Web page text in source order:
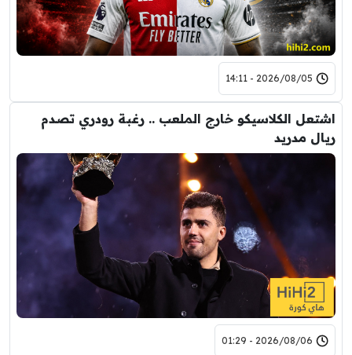
2026/08/05 - 14:11
اشتعل الكلاسيكو خارج الملعب .. رغبة رودري تصدم
ريال مدريد
2026/08/06 - 01:29